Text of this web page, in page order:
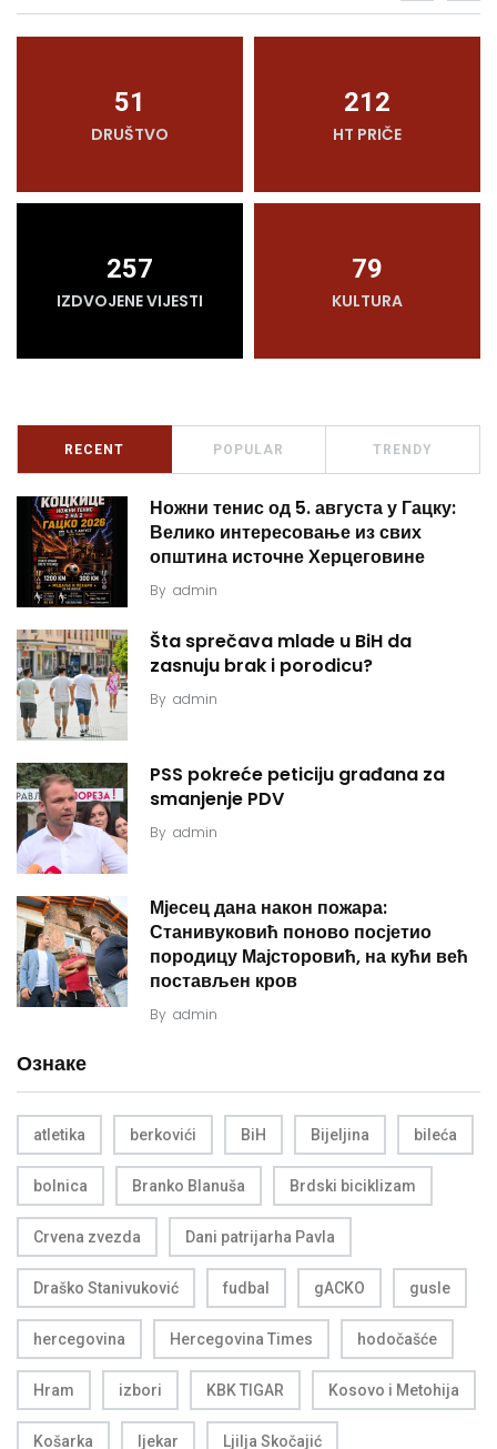
51
DRUŠTVO
212
HT PRIČE
257
IZDVOJENE VIJESTI
79
KULTURA
RECENT POPULAR TRENDY
Ножни тенис од 5. августа у Гацку:
Велико интересовање из свих
општина источне Херцеговине
By admin
Šta sprečava mlade u BiH da
zasnuju brak i porodicu?
By admin
PSS pokreće peticiju građana za
smanjenje PDV
By admin
Мјесец дана након пожара:
Станивуковић поново посјетио
породицу Мајсторовић, на кући већ
постављен кров
By admin
Ознаке
atletika berkovići BiH Bijeljina bileća
bolnica Branko Blanuša Brdski biciklizam
Crvena zvezda Dani patrijarha Pavla
Draško Stanivuković fudbal gACKO gusle
hercegovina Hercegovina Times hodočašće
Hram izbori KBK TIGAR Kosovo i Metohija
Košarka ljekar Ljilja Skočajić